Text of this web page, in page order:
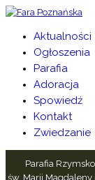
Aktualności
Ogłoszenia
Parafia
Adoracja
Spowiedź
Kontakt
Zwiedzanie
Parafia
św. Marii Magdaleny